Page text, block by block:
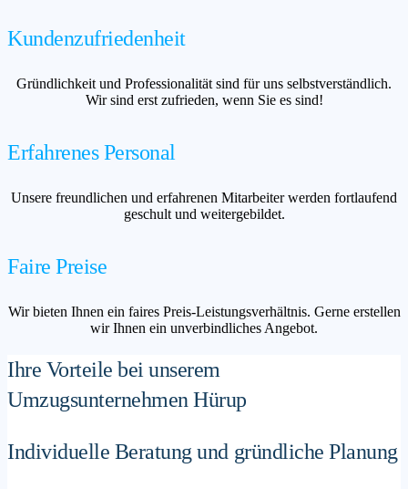
Kundenzufriedenheit
Gründlichkeit und Professionalität sind für uns selbstverständlich.
Wir sind erst zufrieden, wenn Sie es sind!
Erfahrenes Personal
Unsere freundlichen und erfahrenen Mitarbeiter werden fortlaufend
geschult und weitergebildet.
Faire Preise
Wir bieten Ihnen ein faires Preis-Leistungsverhältnis. Gerne erstellen
wir Ihnen ein unverbindliches Angebot.
Ihre Vorteile bei unserem
Umzugsunternehmen Hürup
Individuelle Beratung und gründliche Planung